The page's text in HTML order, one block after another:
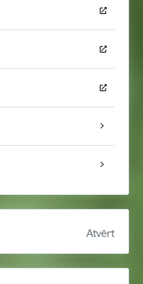
Atvērt